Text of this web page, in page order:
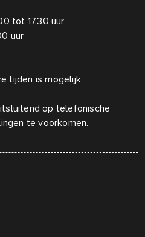
tot 17.30 uur
uur
tijden is mogelijk
op telefonische
te voorkomen.